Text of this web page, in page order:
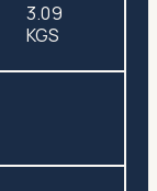
3.09
KGS